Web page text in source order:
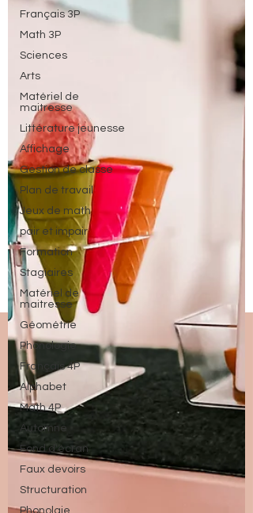
Français 3P
Math 3P
Sciences
Arts
Matériel de
maitresse
Littérature jeunesse
Affichage
Gestion de classe
Plan de travail
Jeux de math
pair et impair
Formation
Stagiaires
Matériel de
maitresse
Géométrie
Phonologie
Français 4P
Alphabet
Math 4P
Automne
Fond d'écran
Faux devoirs
Structuration
Phonolgie